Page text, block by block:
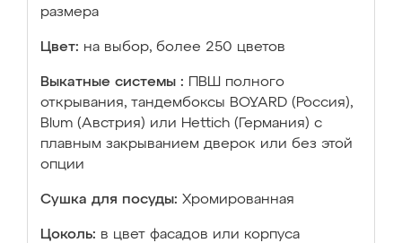
размера
Цвет: на выбор, более 250 цветов
Выкатные системы :
ПВШ полного
открывания, тандембоксы BOYARD (Россия),
Blum (Австрия) или Hettich (Германия) с
плавным закрыванием дверок или без этой
опции
Сушка для посуды: Хромированная
Цоколь: в цвет фасадов или корпуса